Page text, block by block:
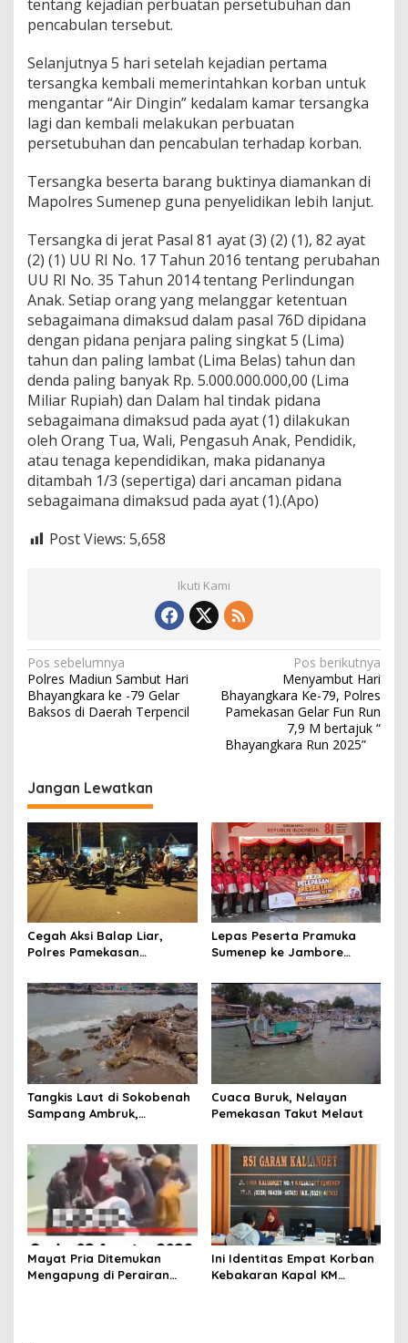
tentang kejadian perbuatan persetubuhan dan
pencabulan tersebut.
Selanjutnya 5 hari setelah kejadian pertama
tersangka kembali memerintahkan korban untuk
mengantar “Air Dingin” kedalam kamar tersangka
lagi dan kembali melakukan perbuatan
persetubuhan dan pencabulan terhadap korban.
Tersangka beserta barang buktinya diamankan di
Mapolres Sumenep guna penyelidikan lebih lanjut.
Tersangka di jerat Pasal 81 ayat (3) (2) (1), 82 ayat
(2) (1) UU RI No. 17 Tahun 2016 tentang perubahan
UU RI No. 35 Tahun 2014 tentang Perlindungan
Anak. Setiap orang yang melanggar ketentuan
sebagaimana dimaksud dalam pasal 76D dipidana
dengan pidana penjara paling singkat 5 (Lima)
tahun dan paling lambat (Lima Belas) tahun dan
denda paling banyak Rp. 5.000.000.000,00 (Lima
Miliar Rupiah) dan Dalam hal tindak pidana
sebagaimana dimaksud pada ayat (1) dilakukan
oleh Orang Tua, Wali, Pengasuh Anak, Pendidik,
atau tenaga kependidikan, maka pidananya
ditambah 1/3 (sepertiga) dari ancaman pidana
sebagaimana dimaksud pada ayat (1).(Apo)
Post Views: 5,658
Ikuti Kami
N
a
v
a
s
i
p
o
s
Pos sebelumnya
Polres Madiun Sambut Hari
Bhayangkara ke -79 Gelar
Baksos di Daerah Terpencil
Pos berikutnya
Menyambut Hari
Bhayangkara Ke-79, Polres
Pamekasan Gelar Fun Run
7,9 M bertajuk “
Bhayangkara Run 2025”
Jangan Lewatkan
Cegah Aksi Balap Liar,
Polres Pamekasan
Motor
Lepas Peserta Pramuka
Sumenep ke Jambore
Wabup KH Imam Hasyim
Tangkis Laut di Sokobenah
Sampang Ambruk,
Warga
Cuaca Buruk, Nelayan
Pemekasan Takut Melaut
Mayat Pria Ditemukan
Mengapung di Perairan
Ini Identitas Empat Korban
Kebakaran Kapal KM